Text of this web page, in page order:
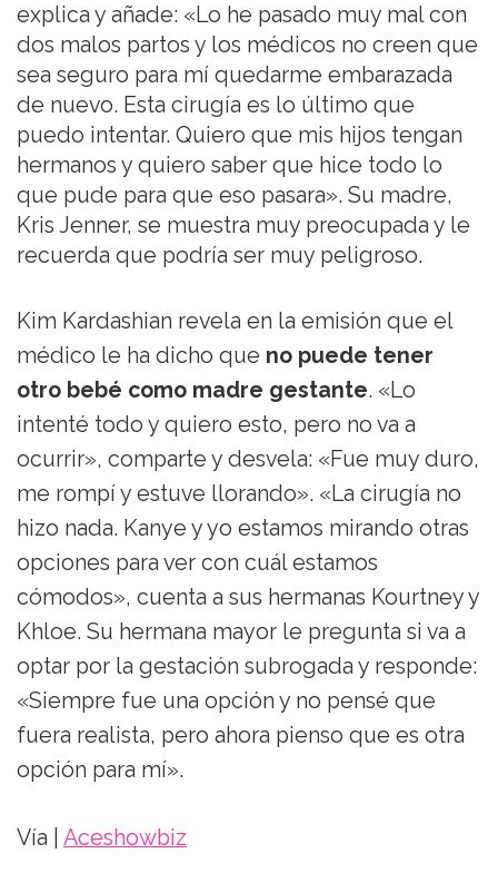
explica y añade: «Lo he pasado muy mal con
dos malos partos y los médicos no creen que
sea seguro para mí quedarme embarazada
de nuevo. Esta cirugía es lo último que
puedo intentar. Quiero que mis hijos tengan
hermanos y quiero saber que hice todo lo
que pude para que eso pasara». Su madre,
Kris Jenner, se muestra muy preocupada y le
recuerda que podría ser muy peligroso.
Kim Kardashian revela en la emisión que el
médico le ha dicho que no puede tener
otro bebé como madre gestante. «Lo
intenté todo y quiero esto, pero no va a
ocurrir», comparte y desvela: «Fue muy duro,
me rompí y estuve llorando». «La cirugía no
hizo nada. Kanye y yo estamos mirando otras
opciones para ver con cuál estamos
cómodos», cuenta a sus hermanas Kourtney y
Khloe. Su hermana mayor le pregunta si va a
optar por la gestación subrogada y responde:
«Siempre fue una opción y no pensé que
fuera realista, pero ahora pienso que es otra
opción para mí».
Vía | Aceshowbiz